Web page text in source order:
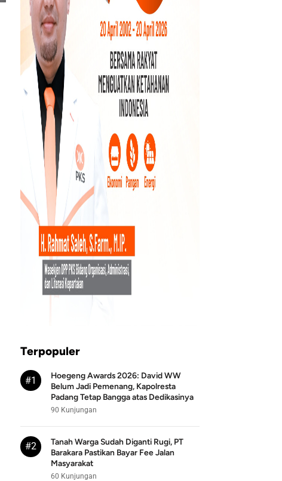
Terpopuler
#1
Hoegeng Awards 2026: David WW
Belum Jadi Pemenang, Kapolresta
Padang Tetap Bangga atas Dedikasinya
90 Kunjungan
#2
Tanah Warga Sudah Diganti Rugi, PT
Barakara Pastikan Bayar Fee Jalan
Masyarakat
60 Kunjungan